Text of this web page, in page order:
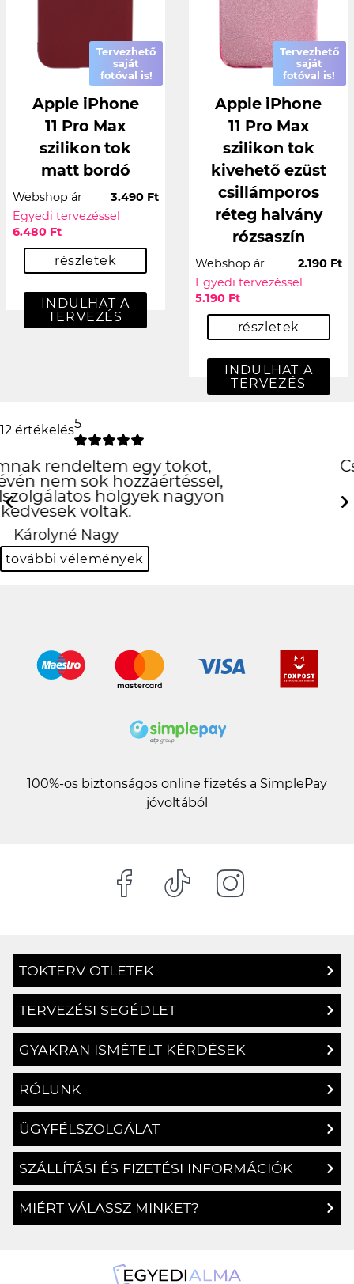
Tervezhető
saját
fotóval is!
Apple iPhone
11 Pro Max
szilikon tok
matt bordó
Webshop ár
3.490 Ft
Egyedi tervezéssel
6.480 Ft
részletek
INDULHAT A
TERVEZÉS
Tervezhető
saját
fotóval is!
Apple iPhone
11 Pro Max
szilikon tok
kivehető ezüst
csillámporos
réteg halvány
rózsaszín
Webshop ár
2.190 Ft
Egyedi tervezéssel
5.190 Ft
részletek
INDULHAT A
TERVEZÉS
12 értékelés5
Csak is az iPhone!
:D
Hanna Fehér
Previous Next
további vélemények
TERVEZÉSI SEGÉDLET
GYAKRAN ISMÉTELT KÉRDÉSEK
RÓLUNK
ÜGYFÉLSZOLGÁLAT
SZÁLLÍTÁSI ÉS FIZETÉSI INFORMÁCIÓK
MIÉRT VÁLASSZ MINKET?